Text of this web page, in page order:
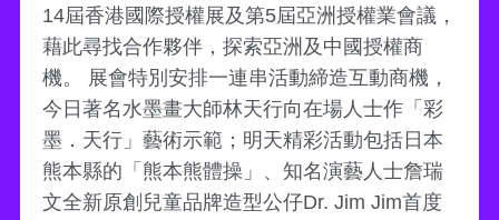
14屆香港國際授權展及第5屆亞洲授權業會議，
藉此尋找合作夥伴，探索亞洲及中國授權商
機。 展會特別安排一連串活動締造互動商機，
今日著名水墨畫大師林天行向在場人士作「彩
墨．天行」藝術示範；明天精彩活動包括日本
熊本縣的「熊本熊體操」、知名演藝人士詹瑞
文全新原創兒童品牌造型公仔Dr. Jim Jim首度